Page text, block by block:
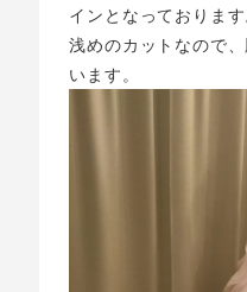
インとなっております
浅めのカットなので
います。